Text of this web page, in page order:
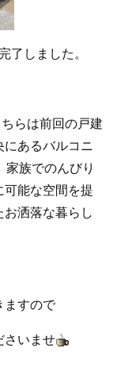
了しました。
らは前回の戸建
にあるバルコニ
家族でのんびり
可能な空間を提
洒落な暮らし
ますので
さいませ